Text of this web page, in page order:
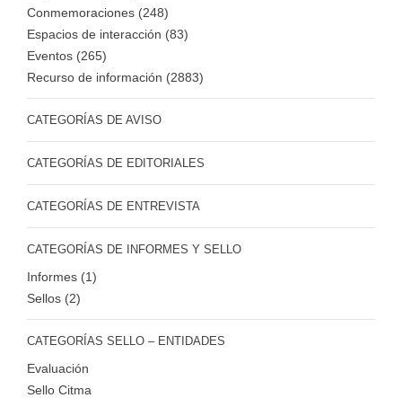
Conmemoraciones (248)
Espacios de interacción (83)
Eventos (265)
Recurso de información (2883)
CATEGORÍAS DE AVISO
CATEGORÍAS DE EDITORIALES
CATEGORÍAS DE ENTREVISTA
CATEGORÍAS DE INFORMES Y SELLO
Informes (1)
Sellos (2)
CATEGORÍAS SELLO – ENTIDADES
Evaluación
Sello Citma